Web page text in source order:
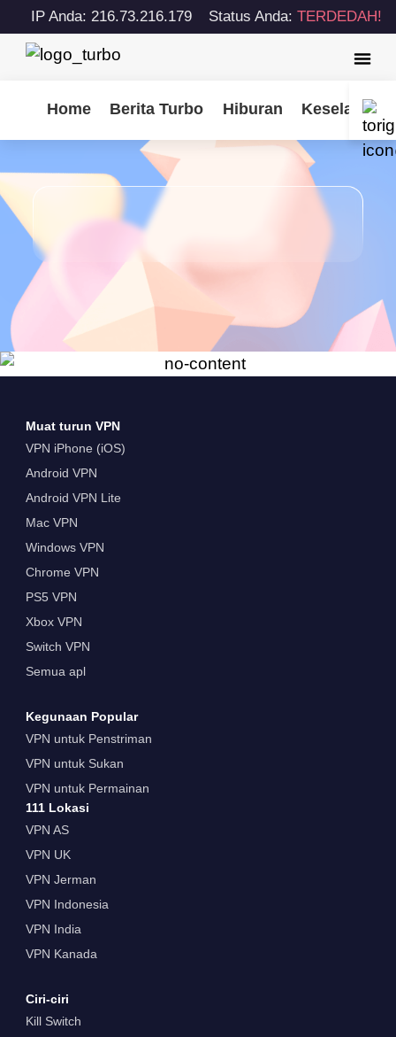
IP Anda: 216.73.216.179 Status Anda:TERDEDAH!
Home Berita Turbo Hiburan
Muat turun VPN
VPN iPhone (iOS)
Android VPN
Android VPN Lite
Mac VPN
Windows VPN
Chrome VPN
PS5 VPN
Xbox VPN
Switch VPN
Semua apl
Kegunaan Popular
VPN untuk Penstriman
VPN untuk Sukan
VPN untuk Permainan
111 Lokasi
VPN AS
VPN UK
VPN Jerman
VPN Indonesia
VPN India
VPN Kanada
Ciri-ciri
Kill Switch